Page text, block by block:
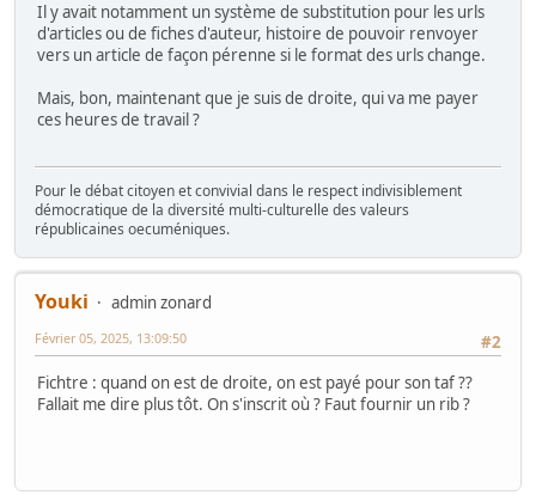
Il y avait notamment un système de substitution pour les urls
d'articles ou de fiches d'auteur, histoire de pouvoir renvoyer
vers un article de façon pérenne si le format des urls change.
Mais, bon, maintenant que je suis de droite, qui va me payer
ces heures de travail ?
Pour le débat citoyen et convivial dans le respect indivisiblement
démocratique de la diversité multi-culturelle des valeurs
républicaines oecuméniques.
Youki
admin zonard
#2
Février 05, 2025, 13:09:50
Fichtre : quand on est de droite, on est payé pour son taf ??
Fallait me dire plus tôt. On s'inscrit où ? Faut fournir un rib ?